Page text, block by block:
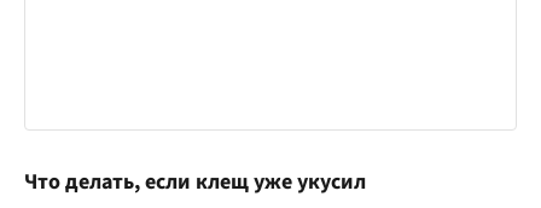
Что делать, если клещ уже укусил